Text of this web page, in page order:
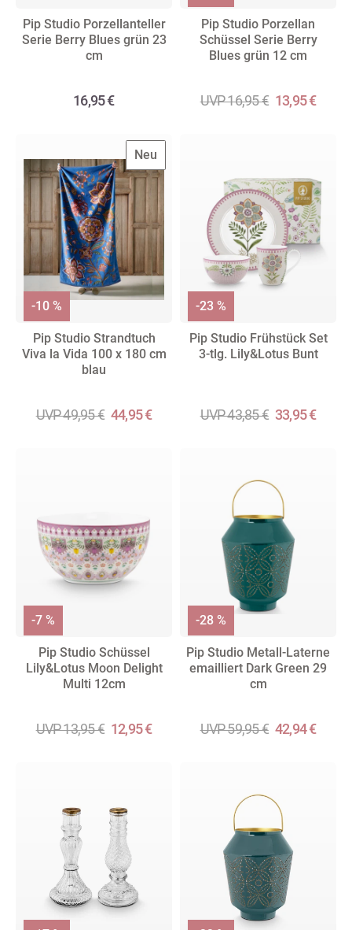
Pip Studio Porzellanteller
Serie Berry Blues grün 23
cm
16,95 €
Pip Studio Porzellan
Schüssel Serie Berry
Blues grün 12 cm
UVP 16,95 € 13,95 €
Neu
Pip Studio Strandtuch
Viva la Vida 100 x 180 cm
blau
UVP 49,95 € 44,95 €
-10 %
Pip Studio Frühstück Set
3-tlg. Lily&Lotus Bunt
UVP 43,85 € 33,95 €
-23 %
Pip Studio Schüssel
Lily&Lotus Moon Delight
Multi 12cm
UVP 13,95 € 12,95 €
-7 %
Pip Studio Metall-Laterne
emailliert Dark Green 29
cm
UVP 59,95 € 42,94 €
-28 %